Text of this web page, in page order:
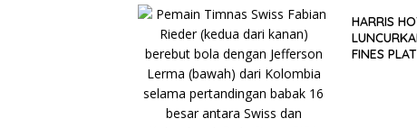
HARRIS
FINES
Pemko Batam